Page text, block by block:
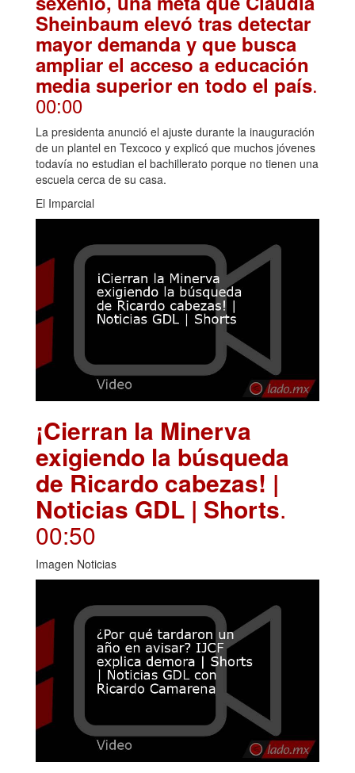
Sheinbaum elevó tras detectar
mayor demanda y que busca
ampliar el acceso a educación
media superior en todo el país.
00:00
La presidenta anunció el ajuste durante la inauguración
de un plantel en Texcoco y explicó que muchos jóvenes
todavía no estudian el bachillerato porque no tienen una
escuela cerca de su casa.
El Imparcial
¡Cierran la Minerva
exigiendo la búsqueda
de Ricardo cabezas! |
Noticias GDL | Shorts.
00:50
Imagen Noticias